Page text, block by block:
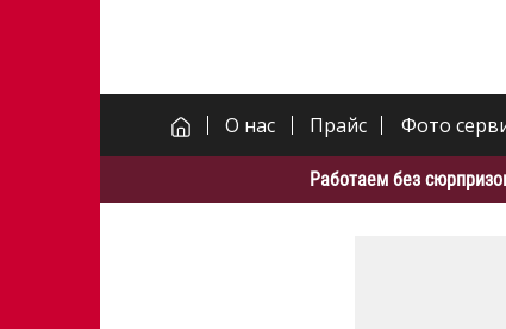
О нас Прайс Фото
Работаем без